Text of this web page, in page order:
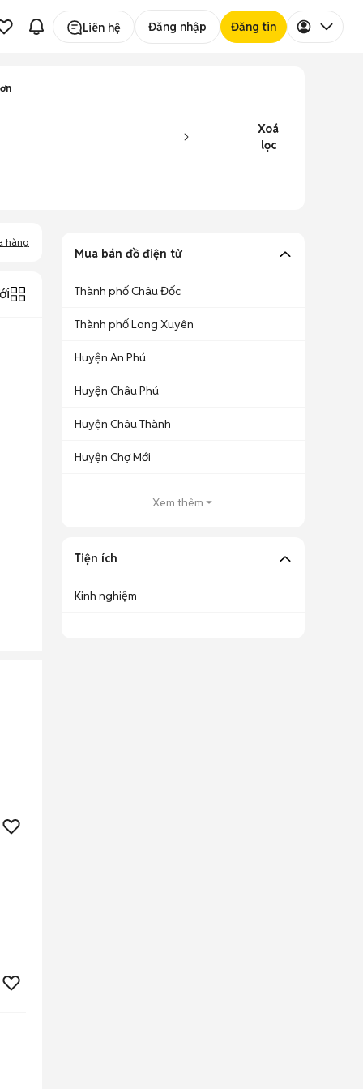
Liên hệ Đăng nhập Đăng tin
Xoá
lọc
hàng
Mua bán đồ điện tử
Thành phố Châu Đốc
Thành phố Long Xuyên
Huyện An Phú
Huyện Châu Phú
Huyện Châu Thành
Huyện Chợ Mới
Xem thêm
Tiện ích
Kinh nghiệm